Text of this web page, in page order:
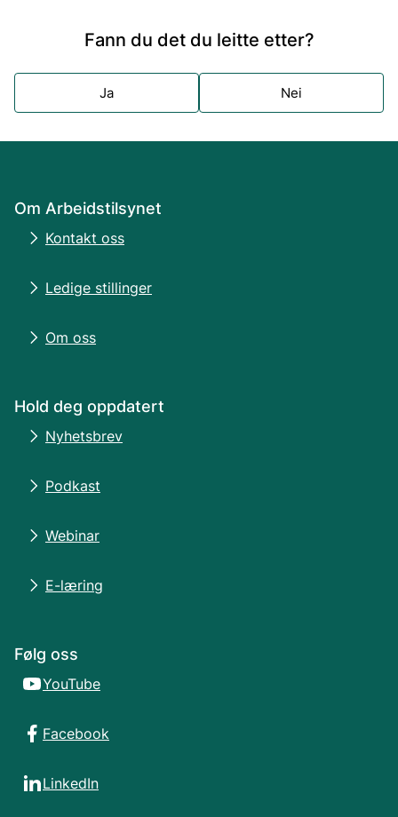
Fann du det du leitte etter?
Ja Nei
Om Arbeidstilsynet
Kontakt oss
Ledige stillinger
Om oss
Hold deg oppdatert
Nyhetsbrev
Podkast
Webinar
E-læring
Følg oss
YouTube
Facebook
LinkedIn